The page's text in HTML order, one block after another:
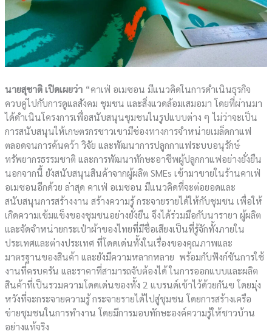
นายสุชาติ เปิดเผยว่า “คาเฟ่ อเมซอน มีแนวคิดในการดำเนินธุรกิจ
ควบคู่ไปกับการดูแลสังคม ชุมชน และสิ่งแวดล้อมเสมอมา โดยที่ผ่านมา
ได้ดำเนินโครงการเพื่อสนับสนุนชุมชนในรูปแบบต่าง ๆ ไม่ว่าจะเป็น
การสนับสนุนให้เกษตรกรชาวเขามีช่องทางการจำหน่ายเมล็ดกาแฟ
ตลอดจนการค้นคว้า วิจัย และพัฒนาการปลูกกาแฟระบบอนุรักษ์
ทรัพยากรธรรมชาติ และการพัฒนาทักษะอาชีพผู้ปลูกกาแฟอย่างยั่งยืน
นอกจากนี้ ยังสนับสนุนสินค้าจากผู้ผลิต SMEs เข้ามาขายในร้านคาเฟ่
อเมซอนอีกด้วย ล่าสุด คาเฟ่ อเมซอน มีแนวคิดที่จะต่อยอดและ
สนับสนุนการสร้างงาน สร้างความรู้ กระจายรายได้ให้กับชุมชน เพื่อให้
เกิดความเข้มแข็งของชุมชนอย่างยั่งยืน จึงได้ร่วมมือกับนารายา ผู้ผลิต
และจัดจำหน่ายกระเป๋าผ้าของไทยที่มีชื่อเสียงเป็นที่รู้จักทั้งภายใน
ประเทศและต่างประเทศ ที่โดดเด่นทั้งในเรื่องของคุณภาพและ
มาตรฐานของสินค้า และยังมีความหลากหลาย พร้อมกับฟังก์ชันการใช้
งานที่ครบครัน และราคาที่สามารถจับต้องได้ ในการออกแบบและผลิต
สินค้าที่เป็นรวมความโดดเด่นของทั้ง 2 แบรนด์เข้าไว้ด้วยกันฃ โดยมุ่ง
หวังที่จะกระจายความรู้ กระจายรายได้ไปสู่ชุมชน โดยการสร้างเครือ
ข่ายชุมชนในการทำงาน โดยมีการมอบทักษะองค์ความรู้ให้ชาวบ้าน
อย่างแท้จริง